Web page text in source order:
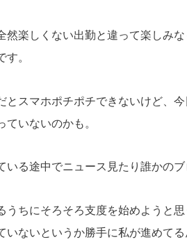
然楽しくない出勤と違って楽しみ
。
とスマホポチポチできないけど、
ていないのかも。
いる途中でニュース見たり誰かの
ちにそろそろ支度を始めようと
いないというか勝手に私が進めて